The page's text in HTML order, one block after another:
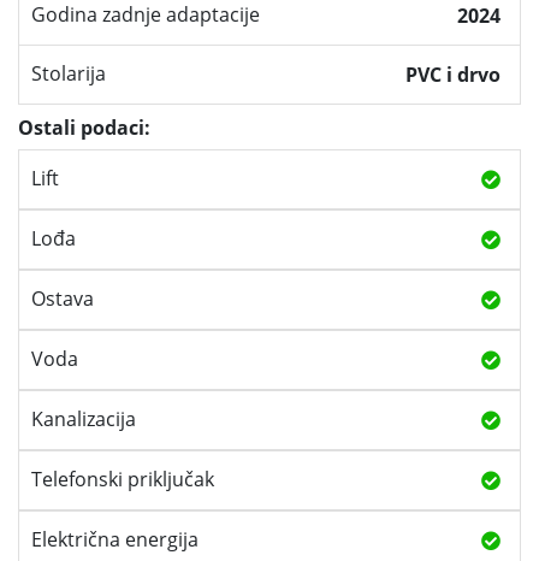
Godina zadnje adaptacije 2024
Stolarija
PVC i drvo
Ostali podaci:
Lift
Lođa
Ostava
Voda
Kanalizacija
Telefonski priključak
Električna energija